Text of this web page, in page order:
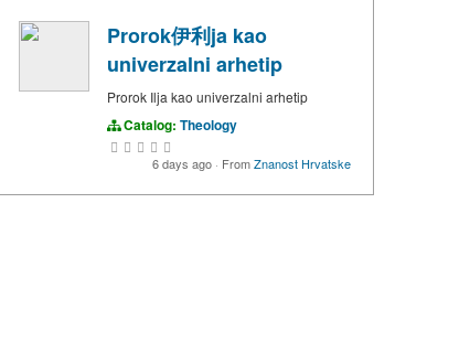
Prorok伊利ja kao
univerzalni arhetip
Prorok Ilja kao univerzalni arhetip
Catalog: Theology
6 days ago · FromZnanost Hrvatske